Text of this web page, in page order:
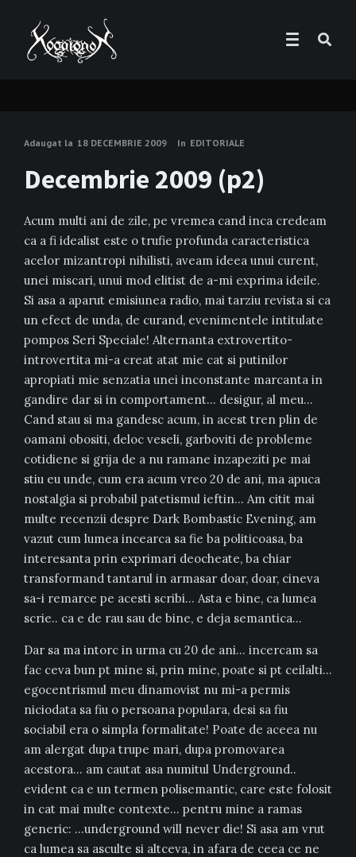
Adaugat la 18 DECEMBRIE 2009 In EDITORIALE
Decembrie 2009 (p2)
Acum multi ani de zile, pe vremea cand inca credeam
ca a fi idealist este o trufie profunda caracteristica
acelor mizantropi nihilisti, aveam ideea unui curent,
unei miscari, unui mod elitist de a-mi exprima ideile.
Si asa a aparut emisiunea radio, mai tarziu revista si ca
un efect de unda, de curand, evenimentele intitulate
pompos Seri Speciale! Alternanta extrovertito-
introvertita mi-a creat atat mie cat si putinilor
apropiati mie senzatia unei inconstante marcanta in
gandire dar si in comportament… desigur, al meu…
Cand stau si ma gandesc acum, in acest tren plin de
oamani obositi, deloc veseli, garboviti de probleme
cotidiene si grija de a nu ramane inzapeziti pe mai
stiu eu unde, cum era acum vreo 20 de ani, ma apuca
nostalgia si probabil patetismul ieftin… Am citit mai
multe recenzii despre Dark Bombastic Evening, am
vazut cum lumea incearca sa fie ba politicoasa, ba
interesanta prin exprimari deocheate, ba chiar
transformand tantarul in armasar doar, doar, cineva
sa-i remarce pe acesti scribi… Asta e bine, ca lumea
scrie.. ca e de rau sau de bine, e deja semantica…
Dar sa ma intorc in urma cu 20 de ani… incercam sa
fac ceva bun pt mine si, prin mine, poate si pt ceilalti…
egocentrismul meu dinamovist nu mi-a permis
niciodata sa fiu o persoana populara, desi sa fiu
sociabil era o simpla formalitate! Poate de aceea nu
am alergat dupa trupe mari, dupa promovarea
acestora… am cautat asa numitul Underground..
evident ca e un termen polisemantic, care este folosit
in cat mai multe contexte… pentru mine a ramas
generic: …underground will never die! Si asa am vrut
ca lumea sa asculte si altceva, in afara de ceea ce ne